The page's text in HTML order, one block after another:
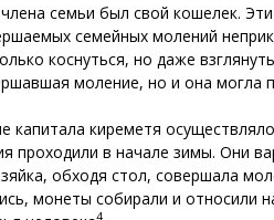
семьи был свой кошелек.
семейных молений
коснуться, но даже
моление, но и она могла
капитала киреметя
проходили в начале зимы. Они
обходя стол, совершала
монеты собирали и относили